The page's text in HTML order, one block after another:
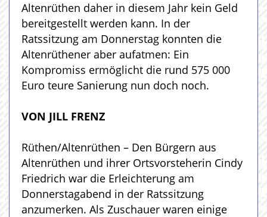
Altenrüthen daher in diesem Jahr kein Geld
bereitgestellt werden kann. In der
Ratssitzung am Donnerstag konnten die
Altenrüthener aber aufatmen: Ein
Kompromiss ermöglicht die rund 575 000
Euro teure Sanierung nun doch noch.
VON JILL FRENZ
Rüthen/Altenrüthen – Den Bürgern aus
Altenrüthen und ihrer Ortsvorsteherin Cindy
Friedrich war die Erleichterung am
Donnerstagabend in der Ratssitzung
anzumerken. Als Zuschauer waren einige